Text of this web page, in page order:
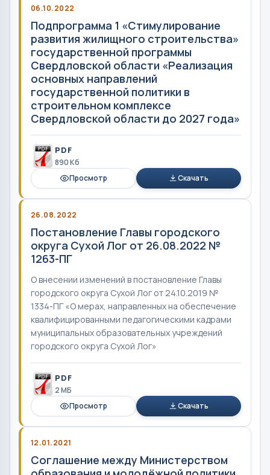
06.10.2022
Подпрограмма 1 «Стимулирование
развития жилищного строительства»
государственной программы
Свердловской области «Реализация
основных направлений
государственной политики в
строительном комплексе
Свердловской области до 2027 года»
PDF
890 Кб
Просмотр
Скачать
26.08.2022
Постановление Главы городского
округа Сухой Лог от 26.08.2022 №
1263-ПГ
О внесении изменений в постановление Главы
городского округа Сухой Лог от 24.10.2019 №
1334-ПГ «О мерах, направленных на обеспечение
квалифицированными педагогическими кадрами
муниципальных образовательных учреждений
городского округа Сухой Лог»
PDF
2 MБ
Просмотр
Скачать
12.01.2021
Соглашение между Министерством